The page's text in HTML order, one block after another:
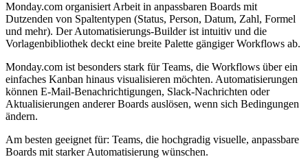
Monday.com organisiert Arbeit in anpassbaren Boards mit
Dutzenden von Spaltentypen (Status, Person, Datum, Zahl, Formel
und mehr). Der Automatisierungs-Builder ist intuitiv und die
Vorlagenbibliothek deckt eine breite Palette gängiger Workflows ab.
Monday.com ist besonders stark für Teams, die Workflows über ein
einfaches Kanban hinaus visualisieren möchten. Automatisierungen
können E-Mail-Benachrichtigungen, Slack-Nachrichten oder
Aktualisierungen anderer Boards auslösen, wenn sich Bedingungen
ändern.
Am besten geeignet für: Teams, die hochgradig visuelle, anpassbare
Boards mit starker Automatisierung wünschen.